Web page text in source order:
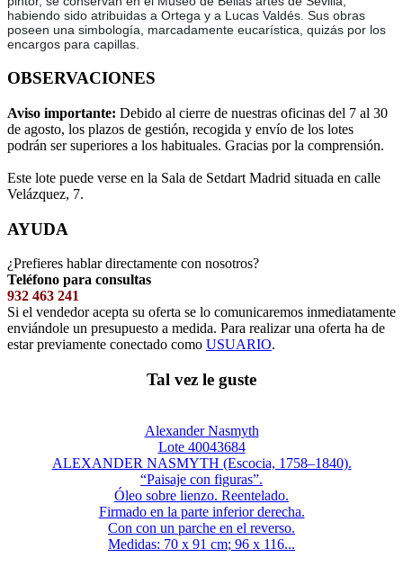
habiendo sido atribuidas a Ortega y a Lucas Valdés. Sus obras
poseen una simbología, marcadamente eucarística, quizás por los
encargos para capillas.
OBSERVACIONES
Aviso importante: Debido al cierre de nuestras oficinas del 7 al 30
de agosto, los plazos de gestión, recogida y envío de los lotes
podrán ser superiores a los habituales. Gracias por la comprensión.
Este lote puede verse en la Sala de Setdart Madrid situada en calle
Velázquez, 7.
AYUDA
¿Prefieres hablar directamente con nosotros?
Teléfono para consultas
932 463 241
Si el vendedor acepta su oferta se lo comunicaremos inmediatamente
enviándole un presupuesto a medida. Para realizar una oferta ha de
estar previamente conectado como USUARIO.
Tal vez le guste
Alexander Nasmyth
Lote 40043684
ALEXANDER NASMYTH (Escocia, 1758–1840).
“Paisaje con figuras”.
Óleo sobre lienzo. Reentelado.
Firmado en la parte inferior derecha.
Con con un parche en el reverso.
Medidas: 70 x 91 cm; 96 x 116...